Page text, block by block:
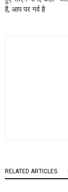
है, आप पर गर्व है
RELATED ARTICLES